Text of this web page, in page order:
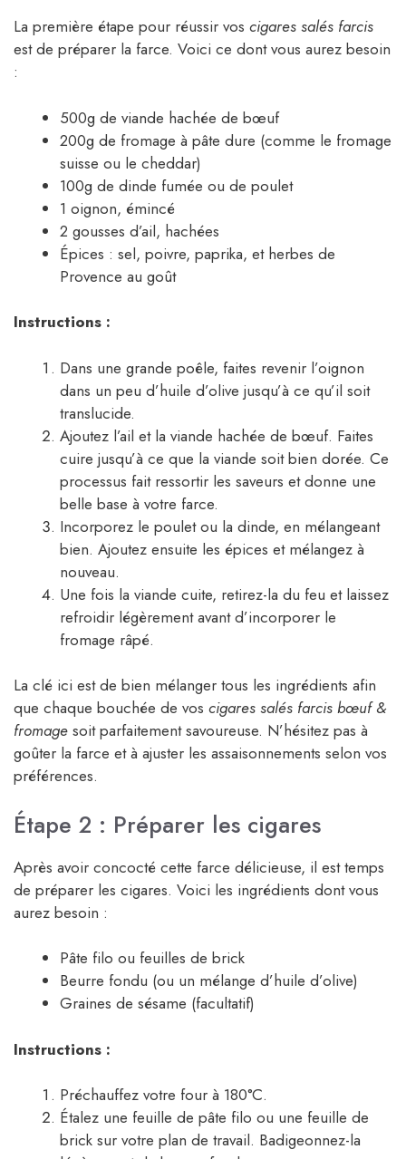
La première étape pour réussir vos cigares salés farcis
est de préparer la farce. Voici ce dont vous aurez besoin
:
500g de viande hachée de bœuf
200g de fromage à pâte dure (comme le fromage
suisse ou le cheddar)
100g de dinde fumée ou de poulet
1 oignon, émincé
2 gousses d’ail, hachées
Épices : sel, poivre, paprika, et herbes de
Provence au goût
Instructions :
Dans une grande poêle, faites revenir l’oignon
dans un peu d’huile d’olive jusqu’à ce qu’il soit
translucide.
Ajoutez l’ail et la viande hachée de bœuf. Faites
cuire jusqu’à ce que la viande soit bien dorée. Ce
processus fait ressortir les saveurs et donne une
belle base à votre farce.
Incorporez le poulet ou la dinde, en mélangeant
bien. Ajoutez ensuite les épices et mélangez à
nouveau.
Une fois la viande cuite, retirez-la du feu et laissez
refroidir légèrement avant d’incorporer le
fromage râpé.
La clé ici est de bien mélanger tous les ingrédients afin
que chaque bouchée de vos cigares salés farcis bœuf &
fromage soit parfaitement savoureuse. N’hésitez pas à
goûter la farce et à ajuster les assaisonnements selon vos
préférences.
Étape 2 : Préparer les cigares
Après avoir concocté cette farce délicieuse, il est temps
de préparer les cigares. Voici les ingrédients dont vous
aurez besoin :
Pâte filo ou feuilles de brick
Beurre fondu (ou un mélange d’huile d’olive)
Graines de sésame (facultatif)
Instructions :
Préchauffez votre four à 180°C.
Étalez une feuille de pâte filo ou une feuille de
brick sur votre plan de travail. Badigeonnez-la